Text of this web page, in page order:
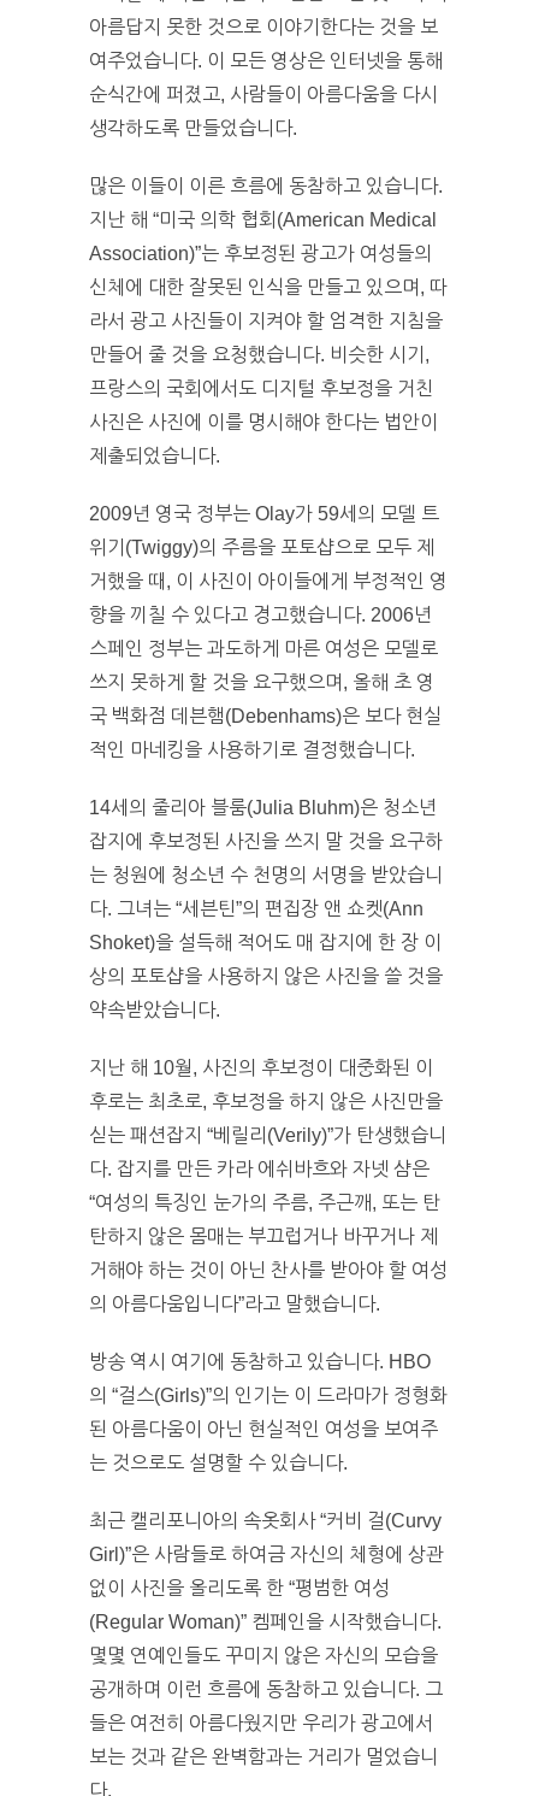
아름답지 못한 것으로 이야기한다는 것을 보
여주었습니다. 이 모든 영상은 인터넷을 통해
순식간에 퍼졌고, 사람들이 아름다움을 다시
생각하도록 만들었습니다.
많은 이들이 이른 흐름에 동참하고 있습니다.
지난 해 “미국 의학 협회(American Medical
Association)”는 후보정된 광고가 여성들의
신체에 대한 잘못된 인식을 만들고 있으며, 따
라서 광고 사진들이 지켜야 할 엄격한 지침을
만들어 줄 것을 요청했습니다. 비슷한 시기,
프랑스의 국회에서도 디지털 후보정을 거친
사진은 사진에 이를 명시해야 한다는 법안이
제출되었습니다.
2009년 영국 정부는 Olay가 59세의 모델 트
위기(Twiggy)의 주름을 포토샵으로 모두 제
거했을 때, 이 사진이 아이들에게 부정적인 영
향을 끼칠 수 있다고 경고했습니다. 2006년
스페인 정부는 과도하게 마른 여성은 모델로
쓰지 못하게 할 것을 요구했으며, 올해 초 영
국 백화점 데븐햄(Debenhams)은 보다 현실
적인 마네킹을 사용하기로 결정했습니다.
14세의 줄리아 블룸(Julia Bluhm)은 청소년
잡지에 후보정된 사진을 쓰지 말 것을 요구하
는 청원에 청소년 수 천명의 서명을 받았습니
다. 그녀는 “세븐틴”의 편집장 앤 쇼켓(Ann
Shoket)을 설득해 적어도 매 잡지에 한 장 이
상의 포토샵을 사용하지 않은 사진을 쓸 것을
약속받았습니다.
지난 해 10월, 사진의 후보정이 대중화된 이
후로는 최초로, 후보정을 하지 않은 사진만을
싣는 패션잡지 “베릴리(Verily)”가 탄생했습니
다. 잡지를 만든 카라 에쉬바흐와 자넷 샴은
“여성의 특징인 눈가의 주름, 주근깨, 또는 탄
탄하지 않은 몸매는 부끄럽거나 바꾸거나 제
거해야 하는 것이 아닌 찬사를 받아야 할 여성
의 아름다움입니다”라고 말했습니다.
방송 역시 여기에 동참하고 있습니다. HBO
의 “걸스(Girls)”의 인기는 이 드라마가 정형화
된 아름다움이 아닌 현실적인 여성을 보여주
는 것으로도 설명할 수 있습니다.
최근 캘리포니아의 속옷회사 “커비 걸(Curvy
Girl)”은 사람들로 하여금 자신의 체형에 상관
없이 사진을 올리도록 한 “평범한 여성
(Regular Woman)” 켐페인을 시작했습니다.
몇몇 연예인들도 꾸미지 않은 자신의 모습을
공개하며 이런 흐름에 동참하고 있습니다. 그
들은 여전히 아름다웠지만 우리가 광고에서
보는 것과 같은 완벽함과는 거리가 멀었습니
다.